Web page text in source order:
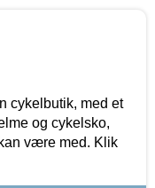
cykelbutik, med et
og cykelsko,
være med. Klik